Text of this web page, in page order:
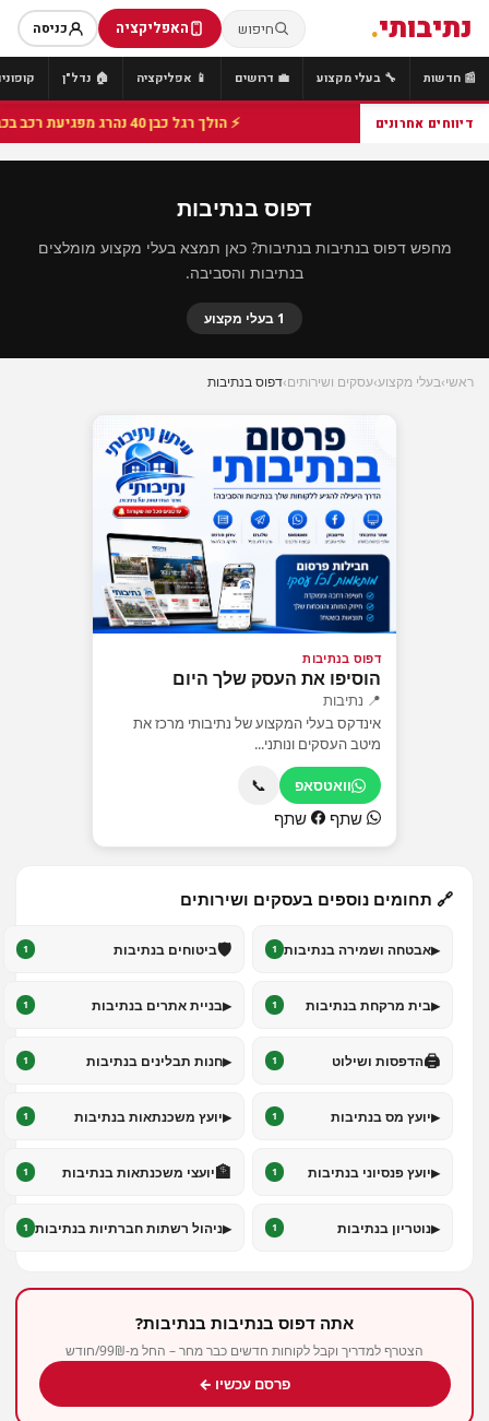
נתיבותי. חיפוש האפליקציה כניסה
📰 חדשות 🔧 בעלי מקצוע 💼 דרושים 📱 אפליקציה 🏠 נדל"ן
דיווחים אחרונים ⚡ הולך רגל כבן 40 נהרג מפגיעת רכב בכביש 25 סמוך לצומת הנשיא, מתנדבי זק"א פועלו בזירה
דפוס בנתיבות
מחפש דפוס בנתיבות בנתיבות? כאן תמצא בעלי מקצוע מומלצים
בנתיבות והסביבה.
1 בעלי מקצוע
ראשי›בעלי מקצוע›עסקים ושירותים›דפוס בנתיבות
דפוס בנתיבות
הוסיפו את העסק שלך היום
📍 נתיבות
אינדקס בעלי המקצוע של נתיבותי מרכז את
מיטב העסקים ונותני...
וואטסאפ 📞
שתף שתף
🔗 תחומים נוספים בעסקים ושירותים
▸אבטחה ושמירה בנתיבות 1
🛡️ביטוחים בנתיבות 1
▸בית מרקחת בנתיבות 1
▸בניית אתרים בנתיבות 1
🖨️הדפסות ושילוט 1
▸חנות תבלינים בנתיבות 1
▸יועץ מס בנתיבות 1
▸יועץ משכנתאות בנתיבות 1
▸יועץ פנסיוני בנתיבות 1
🏦יועצי משכנתאות בנתיבות 1
▸נוטריון בנתיבות 1
▸ניהול רשתות חברתיות בנתיבות 1
אתה דפוס בנתיבות בנתיבות?
הצטרף למדריך וקבל לקוחות חדשים כבר מחר – החל מ-99₪/חודש
פרסם עכשיו ←